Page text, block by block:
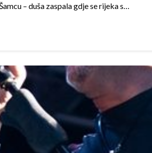
– duša zaspala gdje se rijeka s…